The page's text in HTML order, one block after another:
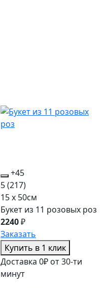
+45
5(217)
15 x 50см
Букет из 11 розовых роз
2240₽
Заказать
Купить в 1 клик
Доставка 0₽ от 30-ти
минут